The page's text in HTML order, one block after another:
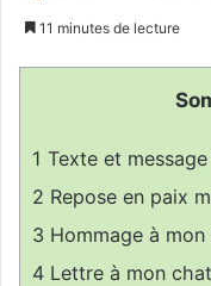
11 minutes de lecture
1 Texte et
2 Repose en paix
3 Hommage à
4 Lettre à mon